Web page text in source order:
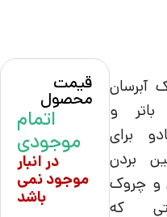
آبرسان
و
برای
بردن
و چروک
که
قیمت
محصول
اتمام
موجودی
در انبار
موجود نمی
باشد